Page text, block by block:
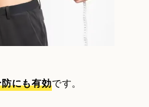
にも有効です。